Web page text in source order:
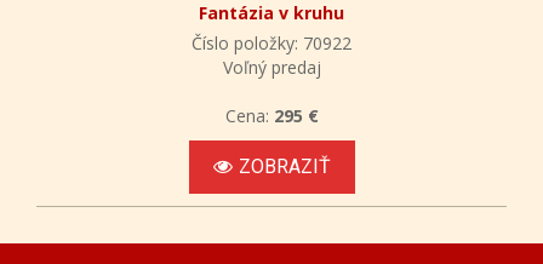
Fantázia v kruhu
Číslo položky: 70922
Voľný predaj
Cena: 295 €
ZOBRAZIŤ